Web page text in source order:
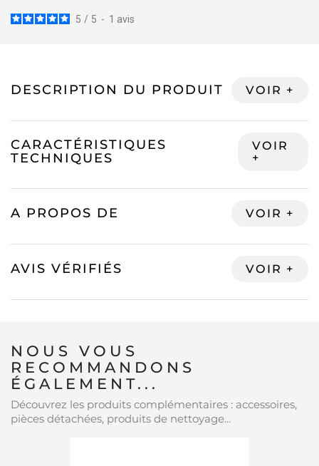
5 / 5 - 1 avis
DESCRIPTION DU PRODUIT
CARACTÉRISTIQUES
TECHNIQUES
A PROPOS DE
AVIS VÉRIFIÉS
NOUS VOUS
RECOMMANDONS
ÉGALEMENT...
Découvrez les produits complémentaires : accessoires,
pièces détachées, produits de nettoyage...